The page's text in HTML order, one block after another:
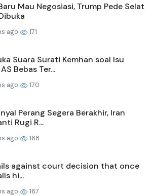
Mau Negosiasi, Trump Pede Selat
ago 171
Suara Surati Kemhan soal Isu
Bebas Ter...
ago 170
Perang Segera Berakhir, Iran
Rugi R...
ago 168
against court decision that once
hi...
ago 167